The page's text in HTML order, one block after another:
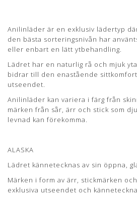
ELEGANCE læder kommer med en
overflade og er naturligt beskyttet
Læderet vil patinere smukt med tiden.
Lædertykkelse: 1,2-1,4 mm.
Læs mere om pleje og
Anilinläder är en exklusiv lädertyp
den bästa sorteringsnivån har
eller enbart en lätt ytbehandling.
Lädret har en naturlig rå och mjuk
bidrar till den enastående
utseendet.
Anilinläder kan variera i färg från
märken från sår, ärr och stick som
levnad kan förekomma.
ALASKA
Lädret kännetecknas av sin öppna,
Märken i form av ärr, stickmärken
exklusiva utseendet och